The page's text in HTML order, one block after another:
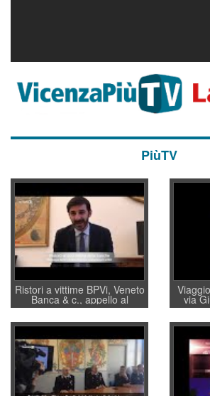
PiùTV
Ristori a vittime BPVi, Veneto
Banca & c., appello al
sottosegretario Alessio
Villarosa: per mettere ordine
convochi con Di Maio CNCU
a supporto della cabina di
regia al Mef
via
un